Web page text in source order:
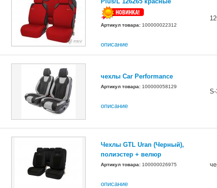
Артикул товара: 100000022312
описание
чехлы Car Performance
Артикул товара: 100000058129
описание
Чехлы GTL Uran (Черный),
полиэстер + велюр
Артикул товара: 100000026975
описание